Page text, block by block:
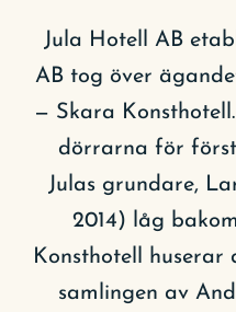
Jula Hotell AB
AB tog över
— Skara
dörrarna för
Julas grundare,
2014) låg
Konsthotell
samlingen av